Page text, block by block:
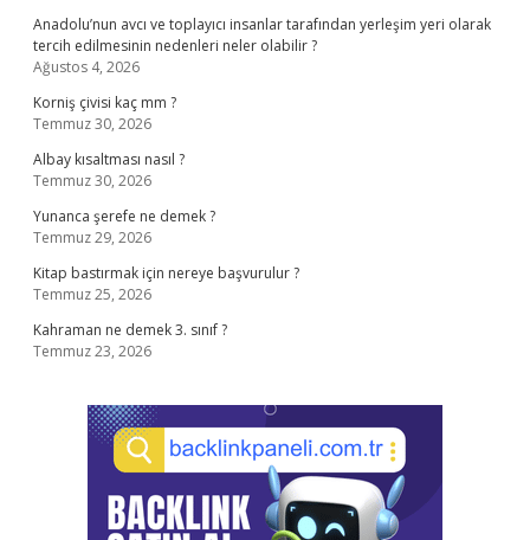
Anadolu’nun avcı ve toplayıcı insanlar tarafından yerleşim yeri olarak
tercih edilmesinin nedenleri neler olabilir ?
Ağustos 4, 2026
Korniş çivisi kaç mm ?
Temmuz 30, 2026
Albay kısaltması nasıl ?
Temmuz 30, 2026
Yunanca şerefe ne demek ?
Temmuz 29, 2026
Kitap bastırmak için nereye başvurulur ?
Temmuz 25, 2026
Kahraman ne demek 3. sınıf ?
Temmuz 23, 2026